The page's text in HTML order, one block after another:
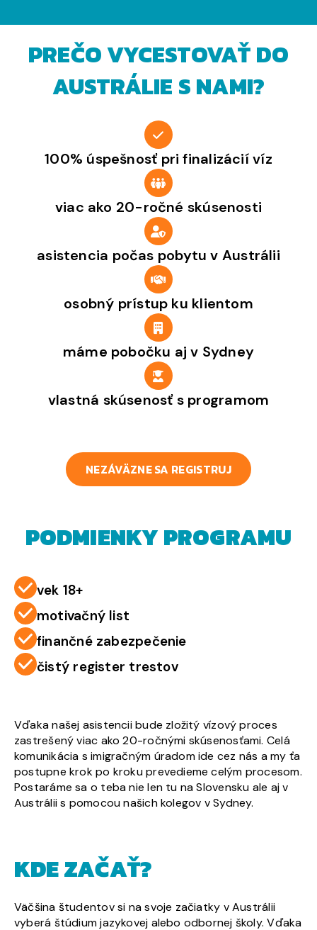
PREČO VYCESTOVAŤ DO
AUSTRÁLIE S NAMI?
100% úspešnosť pri finalizácií víz
viac ako 20-ročné skúsenosti
asistencia počas pobytu v Austrálii
osobný prístup ku klientom
máme pobočku aj v Sydney
vlastná skúsenosť s programom
NEZÁVÄZNE SA REGISTRUJ
PODMIENKY PROGRAMU
vek 18+
motivačný list
finančné zabezpečenie
čistý register trestov
Vďaka našej asistencii bude zložitý vízový proces
zastrešený viac ako 20-ročnými skúsenosťami. Celá
komunikácia s imigračným úradom ide cez nás a my ťa
postupne krok po kroku prevedieme celým procesom.
Postaráme sa o teba nie len tu na Slovensku ale aj v
Austrálii s pomocou našich kolegov v Sydney.
KDE ZAČAŤ?
Väčšina študentov si na svoje začiatky v Austrálii
vyberá štúdium jazykovej alebo odbornej školy. Vďaka